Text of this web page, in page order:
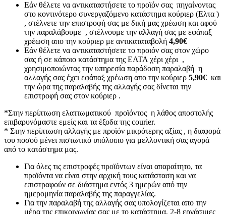
Εάν θέλετε να αντικαταστήσετε το προϊόν σας πηγαίνοντας
στο κοντινότερο συνεργαζόμενο κατάστημα κούριερ (Ελτα )
, στέλνετε την επιστροφή σας με δική μας χρέωση και αφού
την παραλάβουμε , στέλνουμε την αλλαγή σας με εφάπαξ
χρέωση απο την κούριερ με αντικαταταβολή 4,90€
Εάν θέλετε να αντικαταστήσετε το προιόν σας στον χώρο
σας ή σε κάποιο κατάστημα της ΕΛΤΑ χέρι χέρι ,
χρησιμοποιώντας την υπηρεσία παράδοση παραλαβή η
αλλαγής σας έχει εφάπαξ χρέωση απο την κούριερ 5,90€ και
την ώρα της παραλαβής της αλλαγής σας δίνεται την
επιστροφή σας στον κούριερ .
*Στην περίπτωση ελαττωματικού προϊόντος η λάθος αποστολής
επιβαρυνόμαστε εμείς και τα έξοδα της courier.
* Στην περίπτωση αλλαγής με προϊόν μικρότερης αξίας , η διαφορά
του ποσού μένει πιστωτικό υπόλοιπο για μελλοντική σας αγορά
από το κατάστημα μας.
Για όλες τις επιστροφές προϊόντων είναι απαραίτητο, τα
προϊόντα να είναι στην αρχική τους κατάσταση και να
επιστραφούν σε διάστημα εντός 3 ημερών από την
ημερομηνία παραλαβής της παραγγελίας.
Για την παραλαβή της αλλαγής σας υπολογίζεται απο την
μέρα της επικοινωνίας σας με το κατάστημα, 2-8 εργάσιμες